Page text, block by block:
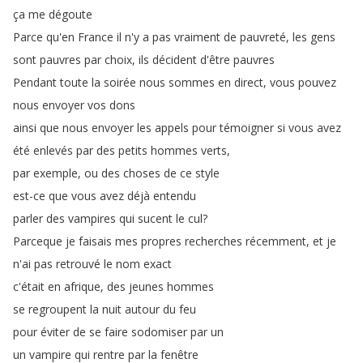
ça me dégoute
Parce qu'en France il n'y a pas vraiment de pauvreté, les gens
sont pauvres par choix, ils décident d'être pauvres
Pendant toute la soirée nous sommes en direct, vous pouvez
nous envoyer vos dons
ainsi que nous envoyer les appels pour témoigner si vous avez
été enlevés par des petits hommes verts,
par exemple, ou des choses de ce style
est-ce que vous avez déjà entendu
parler des vampires qui sucent le cul?
Parceque je faisais mes propres recherches récemment, et je
n'ai pas retrouvé le nom exact
c'était en afrique, des jeunes hommes
se regroupent la nuit autour du feu
pour éviter de se faire sodomiser par un
un vampire qui rentre par la fenêtre